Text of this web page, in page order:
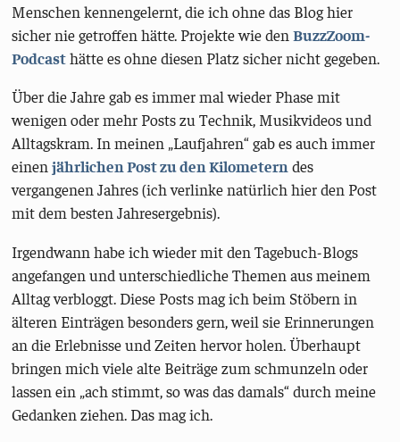
Menschen kennengelernt, die ich ohne das Blog hier
sicher nie getroffen hätte. Projekte wie denBuzzZoom-
Podcasthätte es ohne diesen Platz sicher nicht gegeben.
Über die Jahre gab es immer mal wieder Phase mit
wenigen oder mehr Posts zu Technik, Musikvideos und
Alltagskram. In meinen „Laufjahren“ gab es auch immer
einenjährlichen Post zu den Kilometern des
vergangenen Jahres (ich verlinke natürlich hier den Post
mit dem besten Jahresergebnis).
Irgendwann habe ich wieder mit den Tagebuch-Blogs
angefangen und unterschiedliche Themen aus meinem
Alltag verbloggt. Diese Posts mag ich beim Stöbern in
älteren Einträgen besonders gern, weil sie Erinnerungen
an die Erlebnisse und Zeiten hervor holen. Überhaupt
bringen mich viele alte Beiträge zum schmunzeln oder
lassen ein „ach stimmt, so was das damals“ durch meine
Gedanken ziehen. Das mag ich.